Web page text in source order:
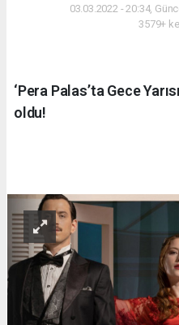
03.03.2022 - 20:34,
3579+
‘Pera Palas’ta Gece
oldu!